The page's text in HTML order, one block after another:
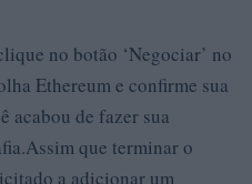
no botão ‘Negociar’ no
Ethereum e confirme sua
acabou de fazer sua
que terminar o
a adicionar um